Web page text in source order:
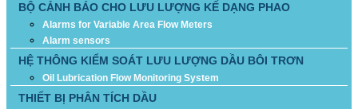
BỘ CẢNH BÁO CHO LƯU LƯỢNG KẾ DẠNG PHAO
Alarms for Variable Area Flow Meters
Alarm sensors
HỆ THÔNG KIỂM SOÁT LƯU LƯỢNG DẦU BÔI TRƠN
Oil Lubrication Flow Monitoring System
THIẾT BỊ PHÂN TÍCH DẦU